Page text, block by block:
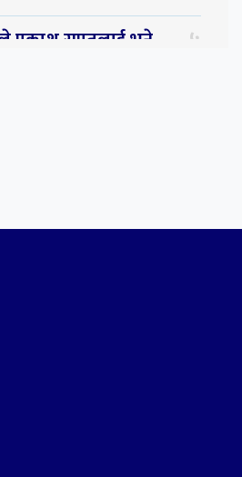
प्रकाश सपुतलाई भने ५
७
त उडाउछौ ।